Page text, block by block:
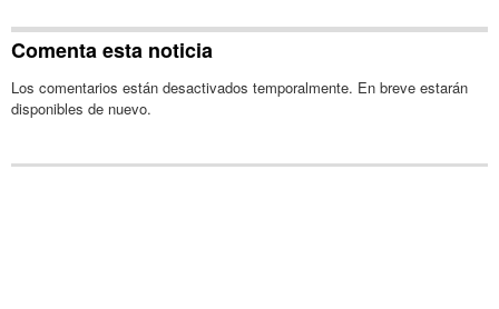
Comenta esta noticia
Los comentarios están desactivados temporalmente. En breve estarán
disponibles de nuevo.